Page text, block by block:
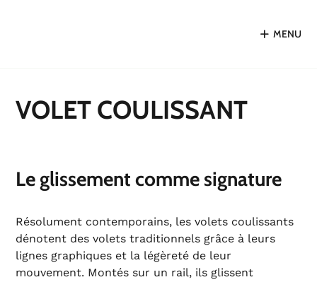
MENU
VOLET COULISSANT
Le glissement comme signature
Résolument contemporains, les volets coulissants
dénotent des volets traditionnels grâce à leurs
lignes graphiques et la légèreté de leur
mouvement. Montés sur un rail, ils glissent